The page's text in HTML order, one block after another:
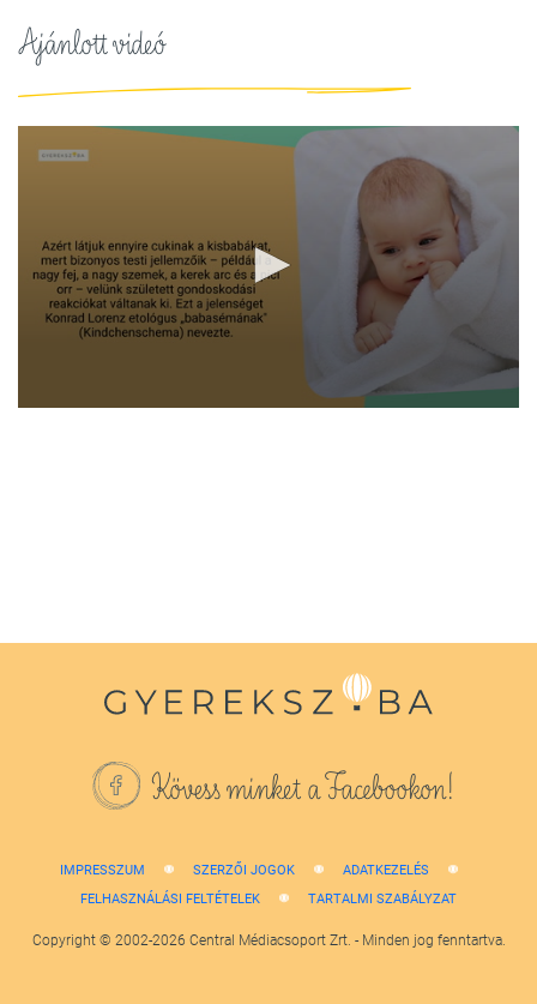
Ajánlott videó
Kövess minket a Facebookon!
IMPRESSZUM SZERZŐI JOGOK
ADATKEZELÉS
FELHASZNÁLÁSI FELTÉTELEK
TARTALMI SZABÁLYZAT
Copyright © 2002-2026 Central Médiacsoport Zrt. - Minden jog fenntartva.